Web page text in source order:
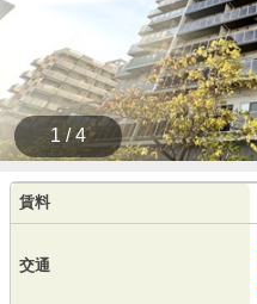
1 / 4
賃料
交通